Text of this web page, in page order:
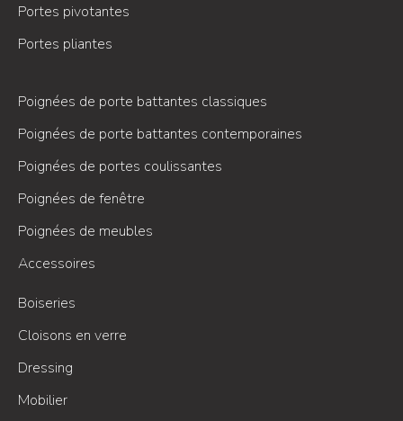
Portes pivotantes
Portes pliantes
Poignées de porte battantes classiques
Poignées de porte battantes contemporaines
Poignées de portes coulissantes
Poignées de fenêtre
Poignées de meubles
Accessoires
Boiseries
Cloisons en verre
Dressing
Mobilier